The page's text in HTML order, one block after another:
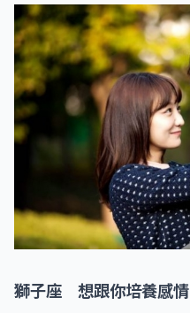
獅子座 想跟你培養感情